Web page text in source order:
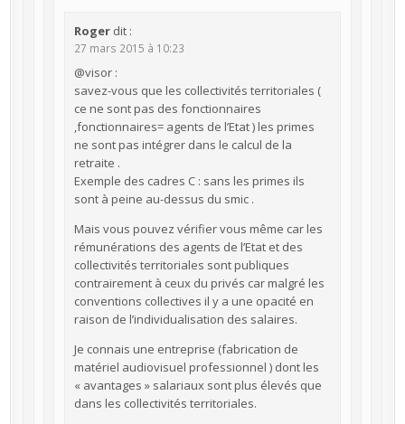
Roger dit :
27 mars 2015 à 10:23
@visor :
savez-vous que les collectivités territoriales (
ce ne sont pas des fonctionnaires
,fonctionnaires= agents de l’Etat ) les primes
ne sont pas intégrer dans le calcul de la
retraite .
Exemple des cadres C : sans les primes ils
sont à peine au-dessus du smic .
Mais vous pouvez vérifier vous même car les
rémunérations des agents de l’Etat et des
collectivités territoriales sont publiques
contrairement à ceux du privés car malgré les
conventions collectives il y a une opacité en
raison de l’individualisation des salaires.
Je connais une entreprise (fabrication de
matériel audiovisuel professionnel ) dont les
« avantages » salariaux sont plus élevés que
dans les collectivités territoriales.